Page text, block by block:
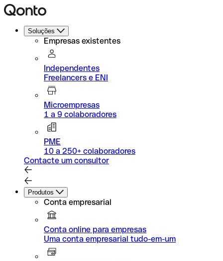
Soluções
Empresas existentes
Independentes
Freelancers e ENI
Microempresas
1 a 9 colaboradores
PME
10 a 250+ colaboradores
Contacte um consultor
Produtos
Conta empresarial
Conta online para empresas
Uma conta empresarial tudo-em-um